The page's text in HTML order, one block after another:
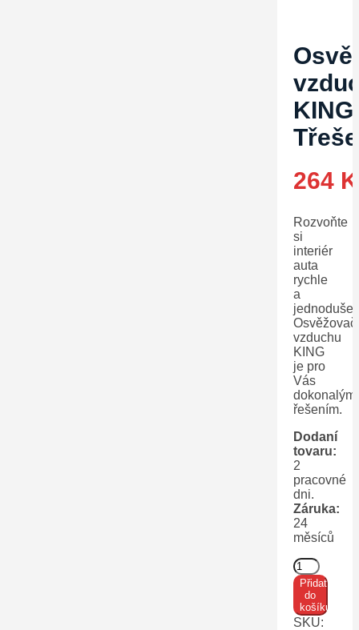
KING
264
Rozvoňte
si
interiér
auta
rychle
a
jednoduše.
Osvěžovač
vzduchu
KING
je pro
Vás
dokonalým
řešením.
Dodaní
tovaru:
2
pracovné
dni.
Záruka:
24
měsíců
Osvěžovač
vzduchu
KING
Třešeň
množství
Přidat
do
košíku
SKU: